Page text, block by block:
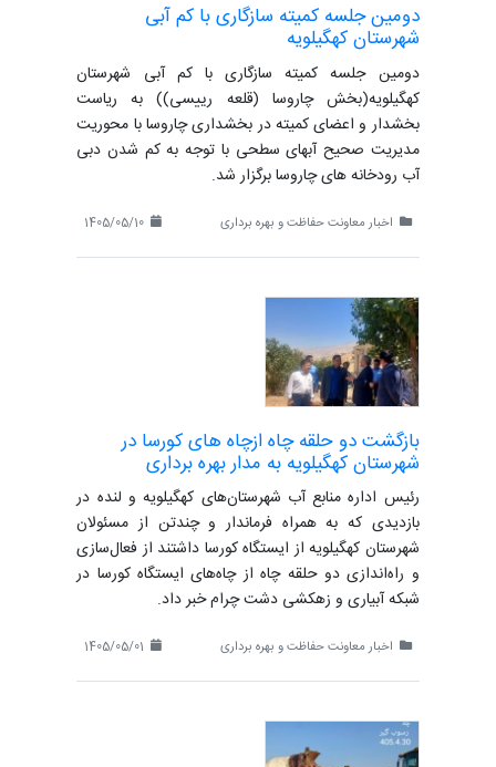
دومین جلسه کمیته سازگاری با کم آبی
شهرستان کهگیلویه
دومین جلسه کمیته سازگاری با کم آبی شهرستان
کهگیلویه(بخش چاروسا (قلعه رییسی)) به ریاست
بخشدار و اعضای کمیته در بخشداری چاروسا با محوریت
مدیریت صحیح آبهای سطحی با توجه به کم شدن دبی
آب رودخانه های چاروسا برگزار شد.
اخبار معاونت حفاظت و بهره برداری
بازگشت دو حلقه چاه ازچاه های کورسا در
شهرستان کهگیلویه به مدار بهره برداری
رئیس اداره منابع آب شهرستان‌های کهگیلویه و لنده در
بازدیدی که به همراه فرماندار و چندتن از مسئولان
شهرستان کهگیلویه از ایستگاه کورسا داشتند از فعال‌سازی
و راه‌اندازی دو حلقه چاه از چاه‌های ایستگاه کورسا در
شبکه آبیاری و زهکشی دشت چرام خبر داد.
اخبار معاونت حفاظت و بهره برداری